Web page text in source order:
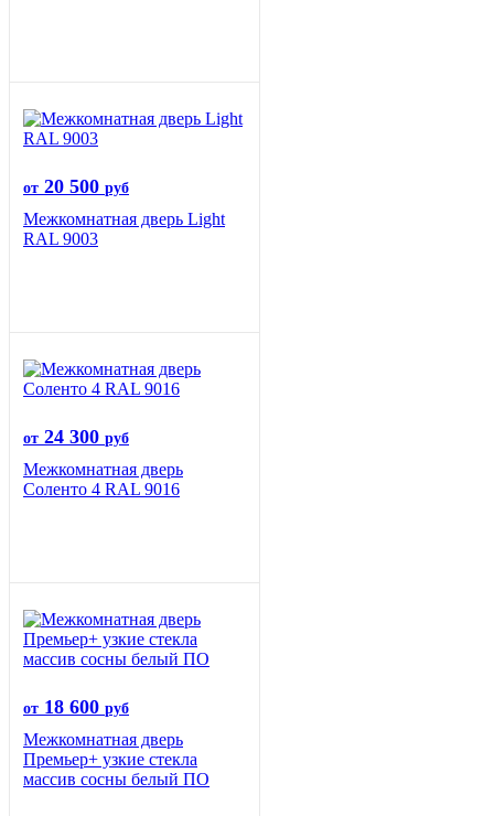
от 20 500 руб
Межкомнатная дверь Light
RAL 9003
от 24 300 руб
Межкомнатная дверь
Соленто 4 RAL 9016
от 18 600 руб
Межкомнатная дверь
Премьер+ узкие стекла
массив сосны белый ПО